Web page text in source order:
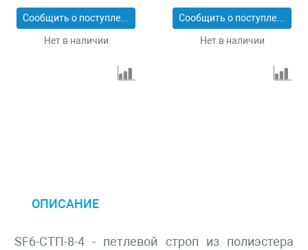
Сообщить о поступлении
Нет в наличии
Сообщить о поступлении
Нет в наличии
ОПИСАНИЕ
SF6-СТП-8-4 - петлевой строп из полиэстера